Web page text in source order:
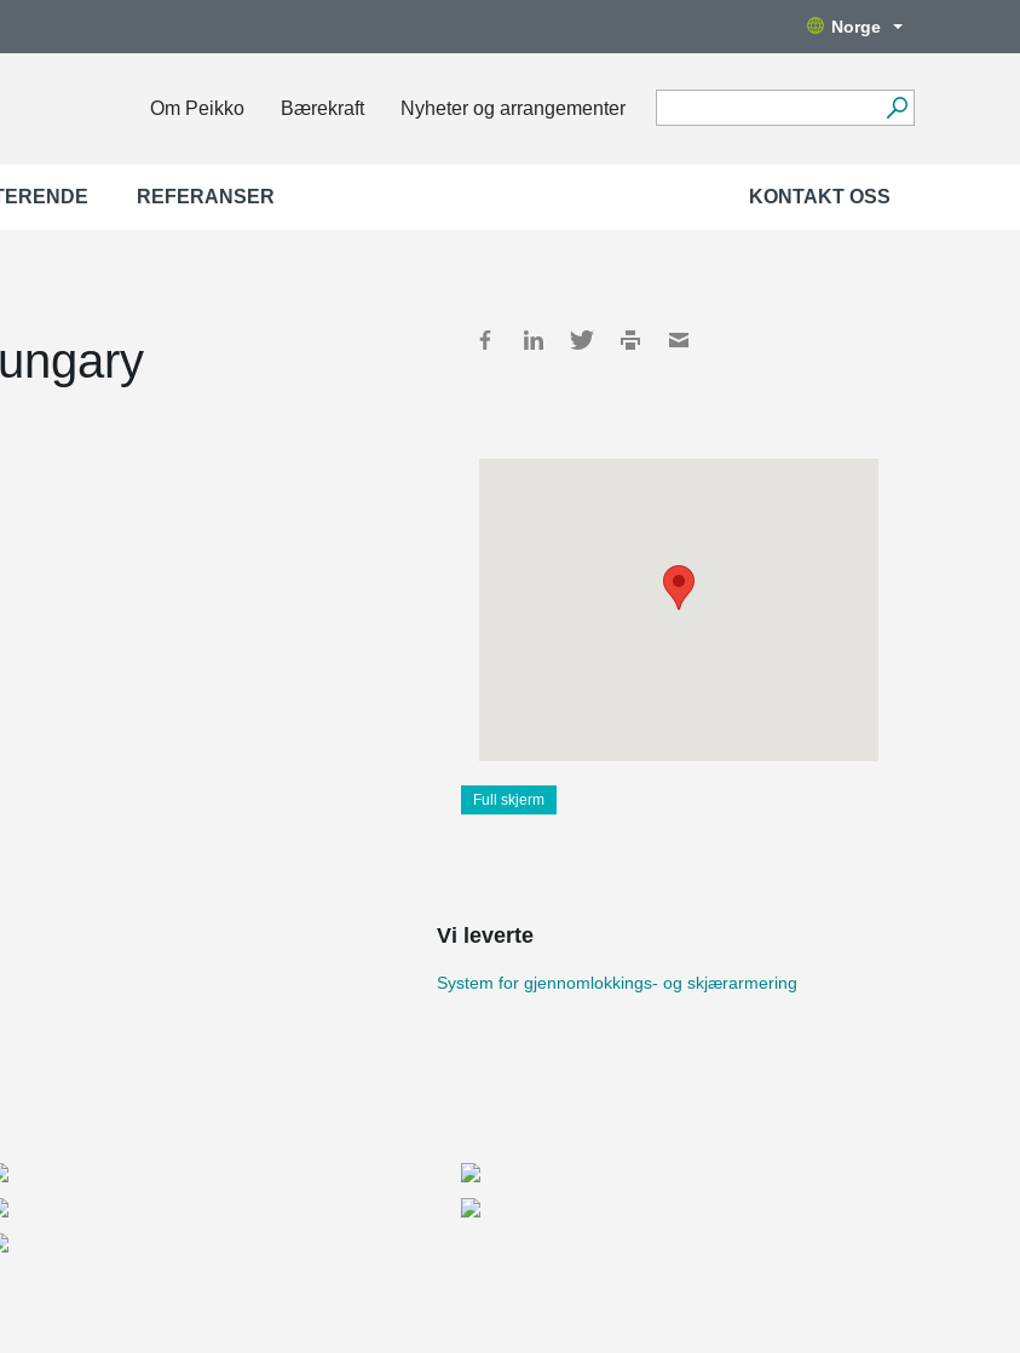
Norge
Om Peikko Bærekraft Nyheter og arrangementer
REFERANSER KONTAKT OSS
Full skjerm
Vi leverte
System for gjennomlokkings- og skjærarmering